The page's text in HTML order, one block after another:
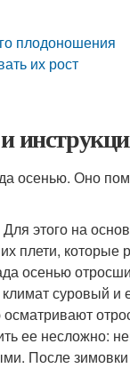
плодоношения
их рост
и
осенью. Оно
этого на
плети, которые
осенью
суровый и
ее несложно:
После